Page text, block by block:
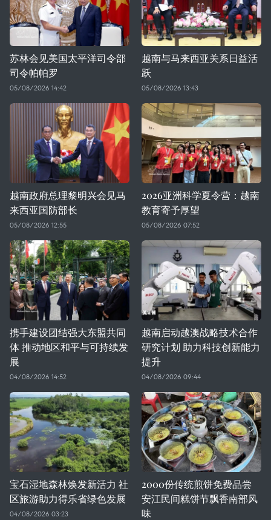
苏林会见美国太平洋司令部
司令帕帕罗
05/08/2026 14:42
越南与马来西亚关系日益活
跃
05/08/2026 13:43
越南政府总理黎明兴会见马
来西亚国防部长
05/08/2026 12:55
2026亚洲科学夏令营：越南
教育寄予厚望
05/08/2026 07:52
携手建设团结强大东盟共同
体 推动地区和平与可持续发
展
04/08/2026 14:52
越南启动越澳战略技术合作
研究计划 助力科技创新能力
提升
04/08/2026 09:44
宝石湿地森林焕发新活力 社
区旅游助力得乐省绿色发展
04/08/2026 03:23
2000份传统煎饼免费品尝
安江民间糕饼节飘香南部风
味